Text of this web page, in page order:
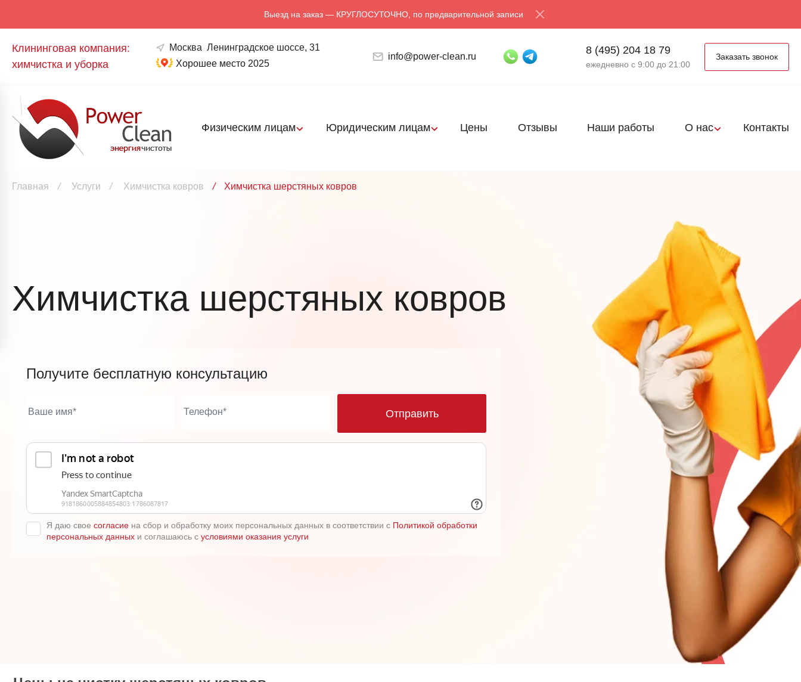
Выезд на заказ — КРУГЛОСУТОЧНО, по предварительной записи
Клининговая компания:
химчистка и уборка
Москва Ленинградское шоссе, 31
Хорошее место 2025
info@power-clean.ru
8 (495) 204 18 79
ежедневно с 9:00 до 21:00
Заказать звонок
Физическим лицам Юридическим лицам Цены Отзывы Наши работы О нас Контакты
Главная / Услуги / Химчистка ковров / Химчистка шерстяных ковров
Химчистка шерстяных ковров
Получите бесплатную консультацию
Отправить
Я даю свое согласие на сбор и обработку моих персональных данных в соответствии с Политикой обработки
персональных данных и соглашаюсь с условиями оказания услуги